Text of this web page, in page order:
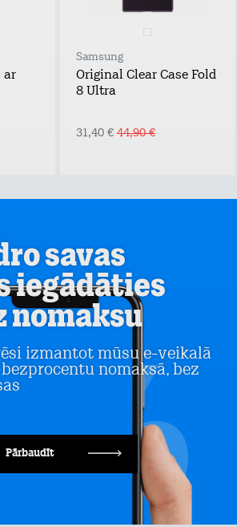
ar
Samsung
Original Clear Case Fold
8 Ultra
31,40 € 44,90 €
savas
iegādāties
nomaksu
izmantot mūsu e-veikalā
nomaksā, bez
Pārbaudīt